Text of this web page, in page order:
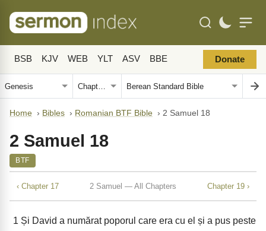
BSB KJV WEB YLT ASV BBE Donate
Home › Bibles › Romanian BTF Bible › 2 Samuel 18
2 Samuel 18
BTF
‹ Chapter 17 2 Samuel — All Chapters Chapter 19 ›
1 Și David a numărat poporul care era cu el și a pus peste